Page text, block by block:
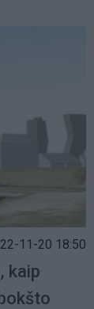
11-20 18:50
kaip